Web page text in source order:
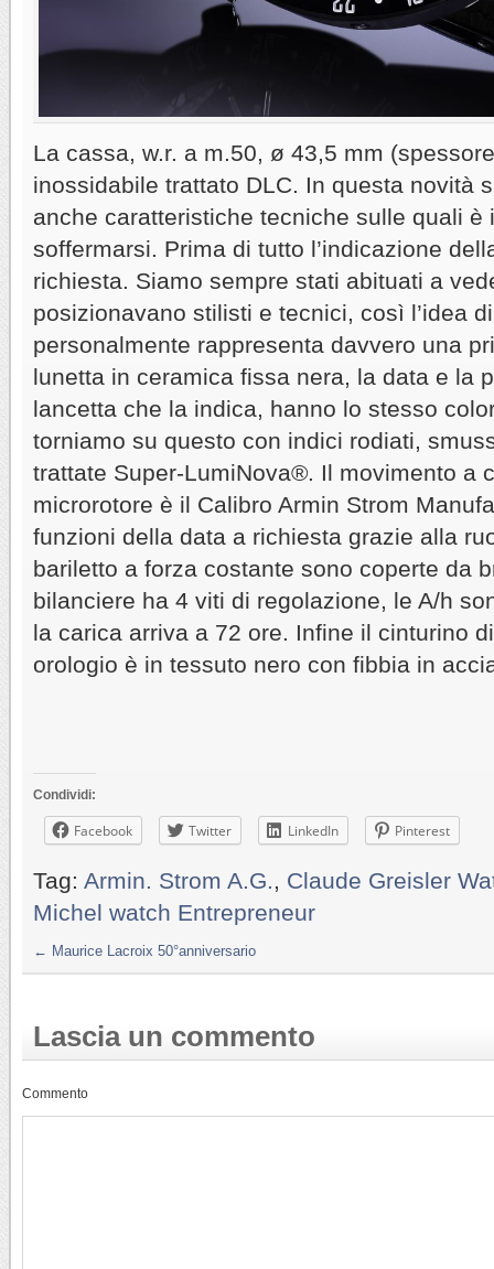
La cassa, w.r. a m.50, ø 43,5 mm
inossidabile trattato DLC. In questa novità
anche caratteristiche tecniche sulle quali è
soffermarsi. Prima di tutto l’indicazione
richiesta. Siamo sempre stati abituati a
posizionavano stilisti e tecnici, così l’idea
personalmente rappresenta davvero una
lunetta in ceramica fissa nera, la data e la
lancetta che la indica, hanno lo stesso
torniamo su questo con indici rodiati,
trattate Super-LumiNova®. Il movimento a
microrotore è il Calibro Armin Strom
funzioni della data a richiesta grazie alla
bariletto a forza costante sono coperte da
bilanciere ha 4 viti di regolazione, le A/h
la carica arriva a 72 ore. Infine il cinturino
orologio è in tessuto nero con fibbia in
Condividi:
Facebook Twitter LinkedIn Pinterest
Tag: Armin. Strom A.G., Claude Greisler
Michel watch Entrepreneur
← Maurice Lacroix 50°anniversario
Lascia un commento
Commento